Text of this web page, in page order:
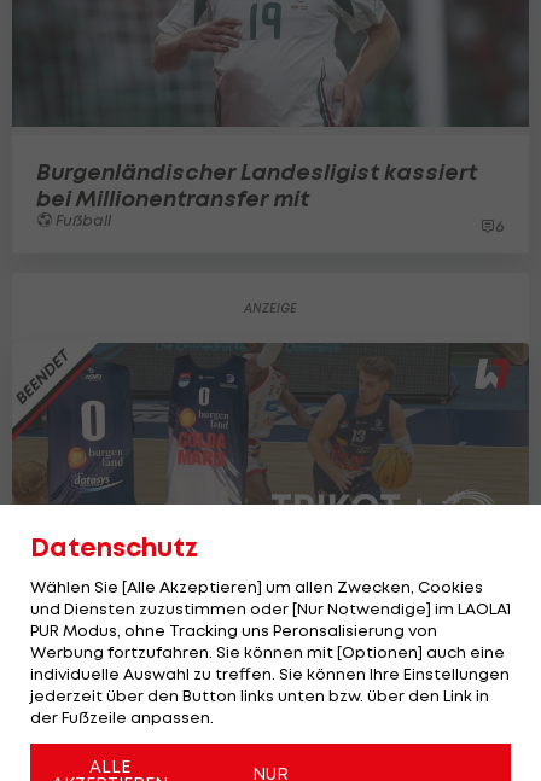
Burgenländischer Landesligist kassiert
bei Millionentransfer mit
Fußball 6
GEWINNSPIEL: Eisenstadt Dragonz
Basketball Trikot + Shorts!
Winzone
Datenschutz
Wählen Sie [Alle Akzeptieren] um allen Zwecken, Cookies
und Diensten zuzustimmen oder [Nur Notwendige] im LAOLA1
PUR Modus, ohne Tracking uns Peronsalisierung von
Werbung fortzufahren. Sie können mit [Optionen] auch eine
individuelle Auswahl zu treffen. Sie können Ihre Einstellungen
jederzeit über den Button links unten bzw. über den Link in
der Fußzeile anpassen.
ALLE
NUR